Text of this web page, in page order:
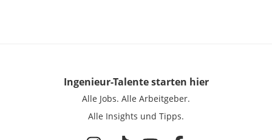
Ingenieur-Talentestarten hier
Alle Jobs. Alle Arbeitgeber.
Alle Insights und Tipps.